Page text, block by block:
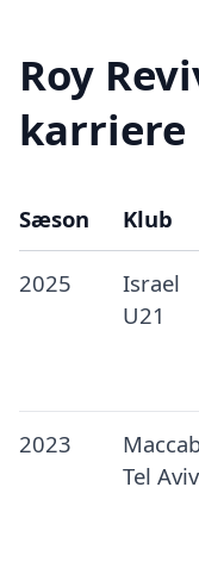
Roy
karriere
Sæson Klub
2025
Israel
U21
2023
Tel Aviv